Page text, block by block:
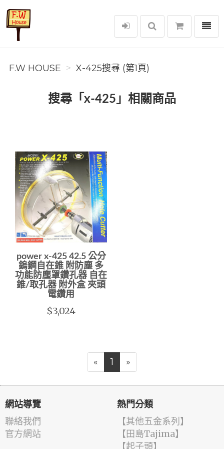
F.W House
選單
F.W HOUSE X-425搜尋 (第1頁)
搜尋「x-425」相關商品
power x-425 42.5 公分
鎢鋼自在錐 附防塵 多
功能防塵罩鑽孔器 自在
錐/取孔器 附外盒 夾頭
電鑽用
$3,024
« 1 »
網站導覽
聯絡我們
官方網站
熱門分類
【其他五金系列】
【田島Tajima】
【起子頭】